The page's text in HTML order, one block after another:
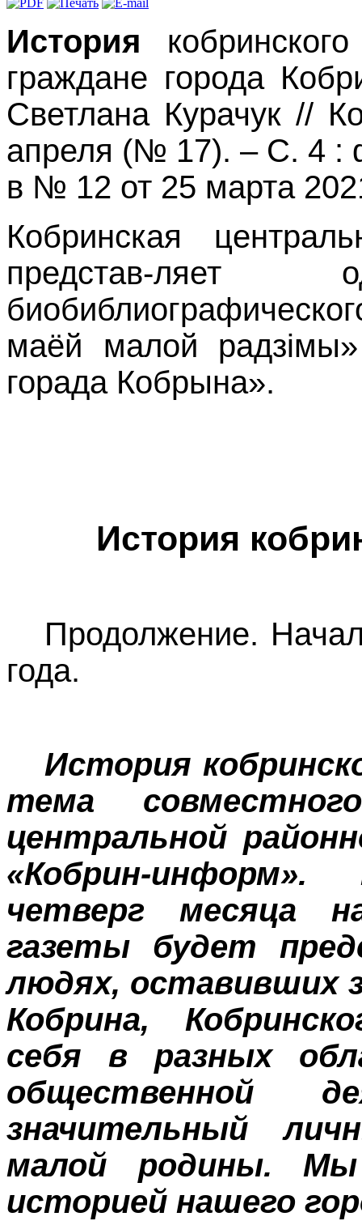
История
граждане города
Светлана Курачук //
апреля (№ 17). – С. 4 :
в № 12 от 25 марта
Кобринская
представ-
маёй малой
горада Кобрына».
История
Продолжение.
года.
История
тема
центральной
«Кобрин-
четверг месяца
газеты будет
людях, оставивших
Кобрина,
себя в разных
общественной
значительный
малой родины.
историей нашего